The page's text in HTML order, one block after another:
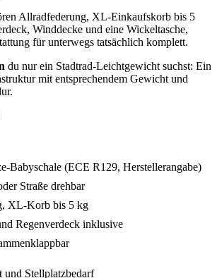
Allradfederung, XL-Einkaufskorb bis 5
Winddecke und eine Wickeltasche,
für unterwegs tatsächlich komplett.
du nur ein Stadtrad-Leichtgewicht suchst: Ein
mit entsprechendem Gewicht und
Babyschale (ECE R129, Herstellerangabe)
Straße drehbar
XL-Korb bis 5 kg
Regenverdeck inklusive
und Stellplatzbedarf